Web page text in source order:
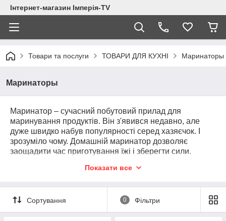
Інтернет-магазин Імперія-TV
Товари та послуги ТОВАРИ ДЛЯ КУХНІ Маринаторы
Маринаторы
Маринатор – сучасний побутовий прилад для
маринування продуктів. Він з'явився недавно, але
дуже швидко набув популярності серед хазяєчок. І
зрозуміло чому. Домашній маринатор дозволяє
заощадити час приготування їжі і зберегти сили.
Помістити продукти в контейнер (обертова чаша),
кришкою. Вручну, за допомогою спеціального насоса
відкачати повітря (до створення вакууму), далі
відбувається обертання контейнера, продукти добре
перемішуються, спостерігається відділення волокон
Показати все
Сортування 0 Фільтри